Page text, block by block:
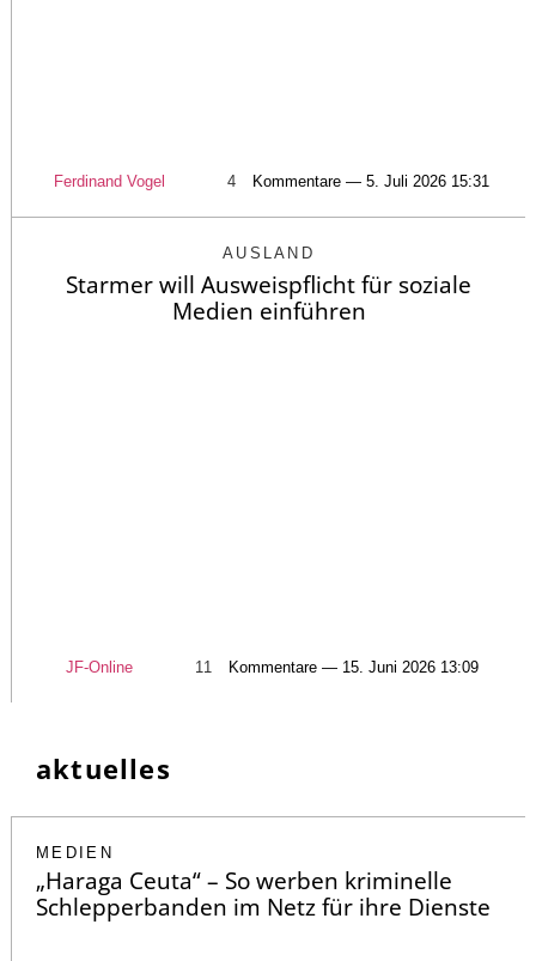
Ferdinand Vogel 4 Kommentare — 5. Juli 2026 15:31
AUSLAND
Starmer will Ausweispflicht für soziale
Medien einführen
JF-Online 11 Kommentare — 15. Juni 2026 13:09
aktuelles
MEDIEN
„Haraga Ceuta“ – So werben kriminelle
Schlepperbanden im Netz für ihre Dienste